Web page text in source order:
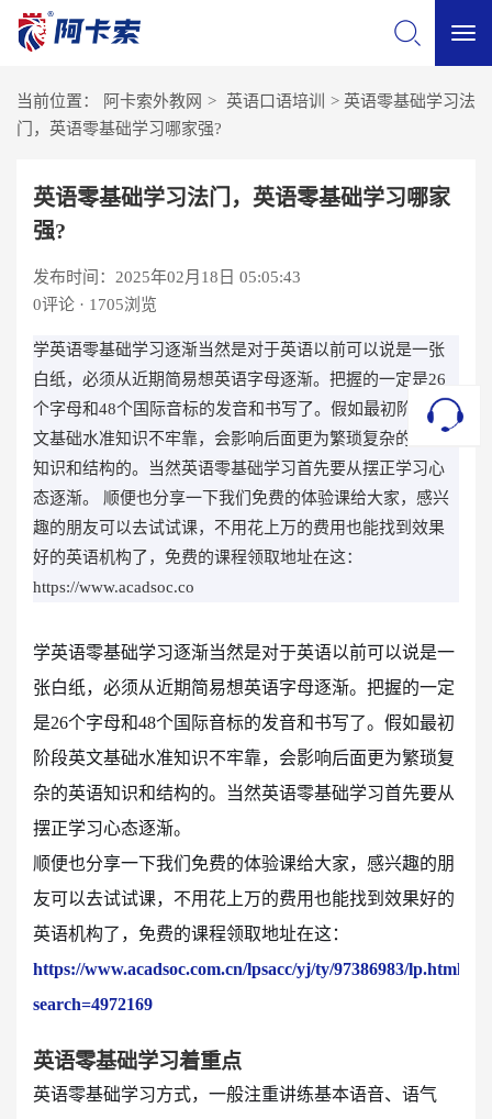
当前位置： 阿卡索外教网 > 英语口语培训 > 英语零基础学习法
门，英语零基础学习哪家强?
英语零基础学习法门，英语零基础学习哪家
强?
发布时间：2025年02月18日 05:05:43
0评论 · 1705浏览
学英语零基础学习逐渐当然是对于英语以前可以说是一张
白纸，必须从近期简易想英语字母逐渐。把握的一定是26
个字母和48个国际音标的发音和书写了。假如最初阶段英
文基础水准知识不牢靠，会影响后面更为繁琐复杂的英语
知识和结构的。当然英语零基础学习首先要从摆正学习心
态逐渐。 顺便也分享一下我们免费的体验课给大家，感兴
趣的朋友可以去试试课，不用花上万的费用也能找到效果
好的英语机构了，免费的课程领取地址在这：
https://www.acadsoc.co
学英语零基础学习逐渐当然是对于英语以前可以说是一
张白纸，必须从近期简易想英语字母逐渐。把握的一定
是26个字母和48个国际音标的发音和书写了。假如最初
阶段英文基础水准知识不牢靠，会影响后面更为繁琐复
杂的英语知识和结构的。当然英语零基础学习首先要从
摆正学习心态逐渐。
顺便也分享一下我们免费的体验课给大家，感兴趣的朋
友可以去试试课，不用花上万的费用也能找到效果好的
英语机构了，免费的课程领取地址在这：
https://www.acadsoc.com.cn/lpsacc/yj/ty/97386983/lp.html?
search=4972169
英语零基础学习着重点
英语零基础学习方式，一般注重讲练基本语音、语气